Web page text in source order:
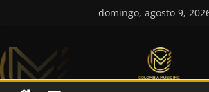
domingo, agosto 9,
Colombia